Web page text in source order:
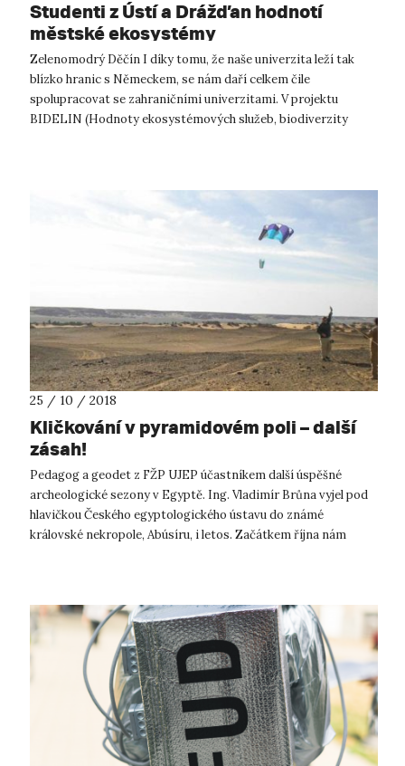
Studenti z Ústí a Drážďan hodnotí
městské ekosystémy
Zelenomodrý Děčín I díky tomu, že naše univerzita leží tak
blízko hranic s Německem, se nám daří celkem čile
spolupracovat se zahraničními univerzitami. V projektu
BIDELIN (Hodnoty ekosystémových služeb, biodiverzity
25 / 10 / 2018
Kličkování v pyramidovém poli – další
zásah!
Pedagog a geodet z FŽP UJEP účastníkem další úspěšné
archeologické sezony v Egyptě. Ing. Vladimír Brůna vyjel pod
hlavičkou Českého egyptologického ústavu do známé
královské nekropole, Abúsíru, i letos. Začátkem října nám